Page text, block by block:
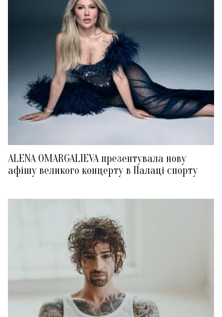
ALENA OMARGALIEVA презентувала нову
афішу великого концерту в Палаці спорту